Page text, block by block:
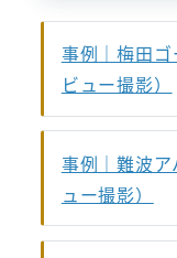
事例｜梅田
ビュー撮影）
事例｜難波
ュー撮影）